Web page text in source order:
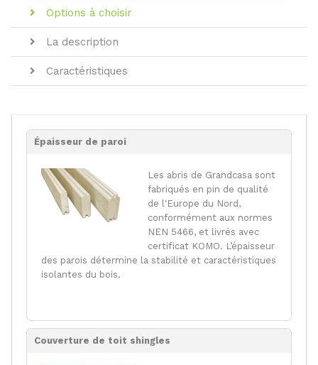
Options à choisir
La description
Caractéristiques
Épaisseur de paroi
Les abris de Grandcasa sont
fabriqués en pin de qualité
de l'Europe du Nord,
conformément aux normes
NEN 5466, et livrés avec
certificat KOMO. L’épaisseur
des parois détermine la stabilité et caractéristiques
isolantes du bois.
Couverture de toit shingles